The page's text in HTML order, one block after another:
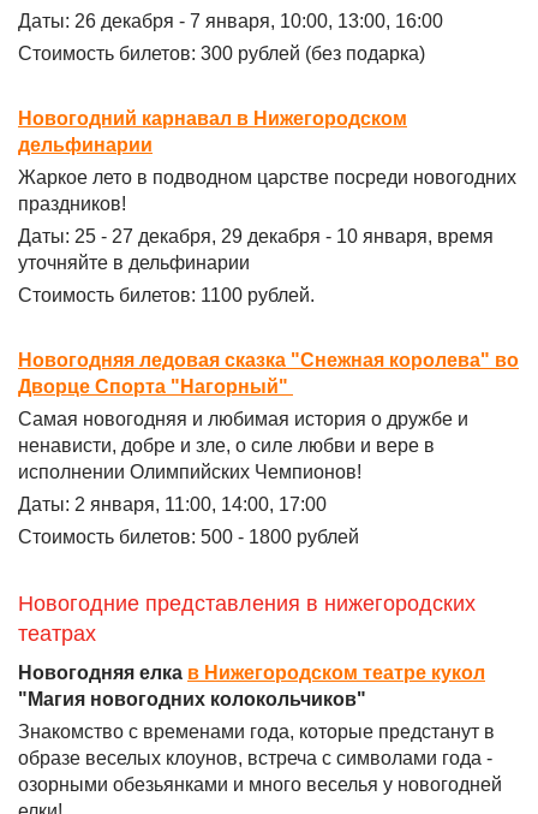
Даты: 26 декабря - 7 января, 10:00, 13:00, 16:00
Стоимость билетов: 300 рублей (без подарка)
Новогодний карнавал в Нижегородском
дельфинарии
Жаркое лето в подводном царстве посреди новогодних
праздников!
Даты: 25 - 27 декабря, 29 декабря - 10 января, время
уточняйте в дельфинарии
Стоимость билетов: 1100 рублей.
Новогодняя ледовая сказка "Снежная королева" во
Дворце Спорта "Нагорный"
Самая новогодняя и любимая история о дружбе и
ненависти, добре и зле, о силе любви и вере в
исполнении Олимпийских Чемпионов!
Даты: 2 января, 11:00, 14:00, 17:00
Стоимость билетов: 500 - 1800 рублей
Новогодние представления в нижегородских
театрах
Новогодняя елка в Нижегородском театре кукол
"Магия новогодних колокольчиков"
Знакомство с временами года, которые предстанут в
образе веселых клоунов, встреча с символами года -
озорными обезьянками и много веселья у новогодней